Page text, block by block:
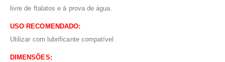
livre de ftalatos e à prova de água.
USO RECOMENDADO:
Utilizar com lubrificante compatível.
DIMENSÕES: